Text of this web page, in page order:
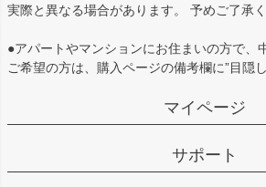
実際と異なる場合があります。 予めご了承く
●アパートやマンションにお住まいの方で、
ご希望の方は、購入ページの備考欄に”目隠
マイページ
サポート